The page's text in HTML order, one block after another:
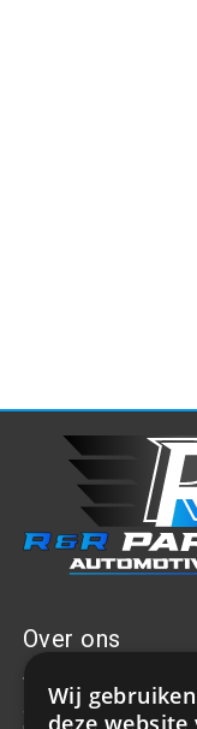
Over ons
Welkom bij R&R
aanschaf van alle
Wij
deze website